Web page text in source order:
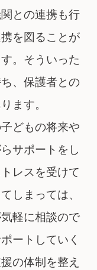
との連携も行
を図ることが
。そういった
、保護者との
ます。
どもの将来や
サポートをし
レスを受けて
しまっては、
軽に相談ので
ートしていく
の体制を整え